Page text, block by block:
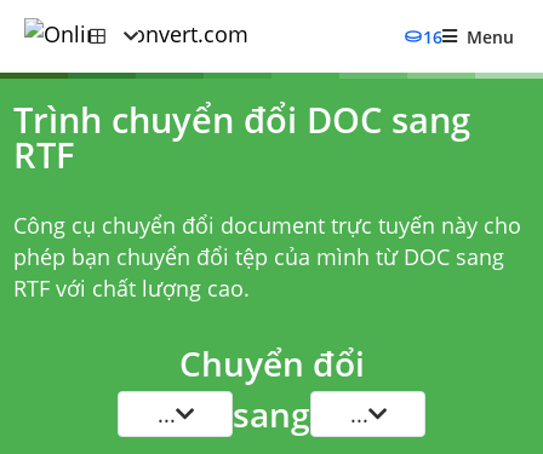
16 Menu
Trình chuyển đổi DOC sang
RTF
Công cụ chuyển đổi document trực tuyến này cho
phép bạn chuyển đổi tệp của mình từ DOC sang
RTF với chất lượng cao.
Chuyển đổi
... sang ...